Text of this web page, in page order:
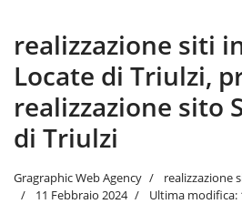
realizzazione siti
Locate di Triulzi,
realizzazione sito
di Triulzi
Gragraphic Web Agency
realizzazione
11 Febbraio 2024
Ultima modifica: